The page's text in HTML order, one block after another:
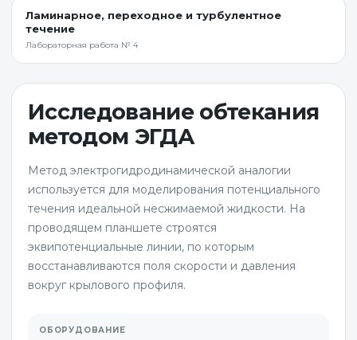
Ламинарное, переходное и турбулентное
течение
Лабораторная работа № 4
Исследование обтекания
методом ЭГДА
Метод электрогидродинамической аналогии
используется для моделирования потенциального
течения идеальной несжимаемой жидкости. На
проводящем планшете строятся
эквипотенциальные линии, по которым
восстанавливаются поля скорости и давления
вокруг крылового профиля.
ОБОРУДОВАНИЕ